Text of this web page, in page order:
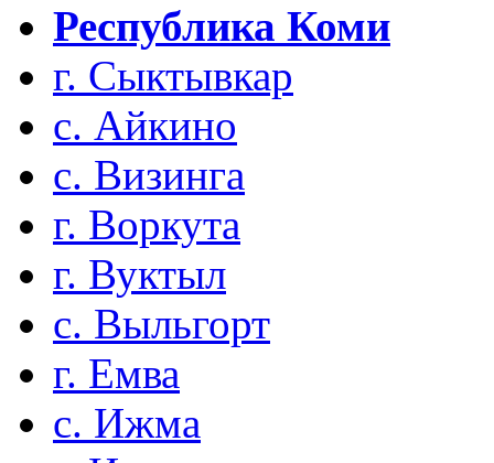
Республика Коми
г. Сыктывкар
с. Айкино
с. Визинга
г. Воркута
г. Вуктыл
с. Выльгорт
г. Емва
с. Ижма